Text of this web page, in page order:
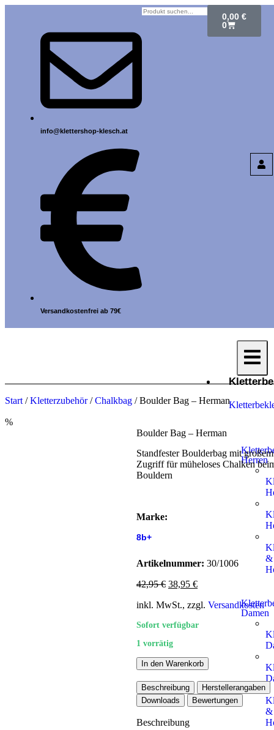
info@klettershop-klesch.at
Versandkostenfrei ab 79€
0,00€
0
Herren
&
Damen
&
Start /Kletterzubehör/Chalkbag / Boulder Bag – Herman
%
Boulder Bag – Herman
Standfester Boulderbag mit großem
Zugriff für müheloses Chalken
Bouldern
Marke:
8b+
Artikelnummer: 30/1006
42,95€ 38,95€
inkl. MwSt., zzgl.Versandkosten
Sofort verfügbar
1 vorrätig
In den Warenkorb
Beschreibung
Herstellerangaben
Downloads
Bewertungen
Beschreibung